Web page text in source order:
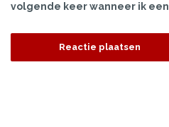
volgende keer wanneer ik